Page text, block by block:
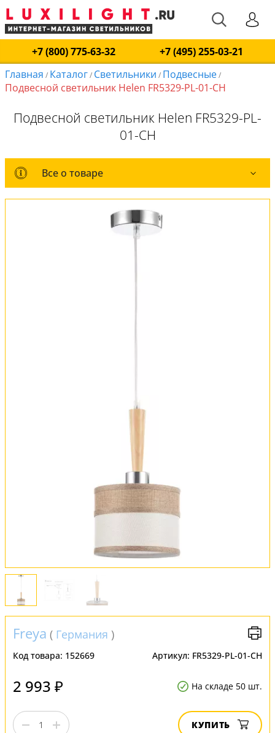
+7 (800) 775-63-32
+7 (495) 255-03-21
Главная / Каталог/ Светильники / Подвесные/
Подвесной светильник Helen FR5329-PL-01-CH
Подвесной светильник Helen FR5329-PL-
01-CH
Все о товаре
Все о товаре
Комплект лампочек
Freya ( Германия )
Код товара: 152669 Артикул: FR5329-PL-01-CH
2 993 ₽ На складе 50 шт.
КУПИТЬ